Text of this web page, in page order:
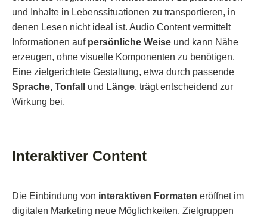
und Inhalte in Lebenssituationen zu transportieren, in
denen Lesen nicht ideal ist. Audio Content vermittelt
Informationen auf persönliche Weise und kann Nähe
erzeugen, ohne visuelle Komponenten zu benötigen.
Eine zielgerichtete Gestaltung, etwa durch passende
Sprache, Tonfall und Länge, trägt entscheidend zur
Wirkung bei.
Interaktiver Content
Die Einbindung von interaktiven Formaten eröffnet im
digitalen Marketing neue Möglichkeiten, Zielgruppen